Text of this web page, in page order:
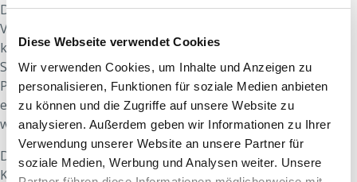
Diese Webseite verwendet Cookies
Wir verwenden Cookies, um Inhalte und Anzeigen zu
personalisieren, Funktionen für soziale Medien anbieten
zu können und die Zugriffe auf unsere Website zu
analysieren. Außerdem geben wir Informationen zu Ihrer
Verwendung unserer Website an unsere Partner für
soziale Medien, Werbung und Analysen weiter. Unsere
Dieser Rahmen umfasst so unterschiedliche Bereiche wie
Verwaltungsverfahren, Methoden, Schulungen,
kontinuierliche Verbesserung der Prozesse, technische
Spezifikationen, Kundenorientierung, Umsetzung der CSR-
Politik unserer Unternehmen …, die sowohl von den
externen Dienstleistern als auch von ORES eingehalten
werden müssen.
Die Herausforderung ist allen Parteien gemeinsam: den
Kunden eine qualitativ hochwertige Dienstleistung zu